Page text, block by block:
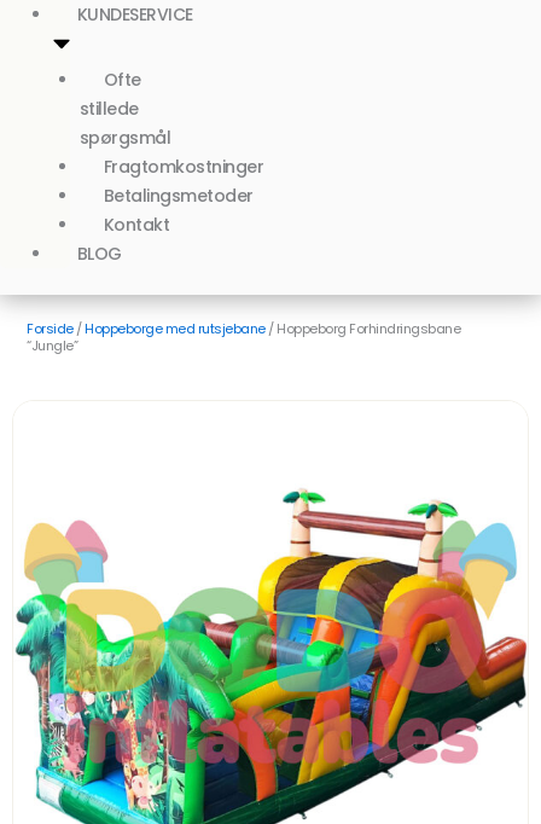
KUNDESERVICE
Ofte
stillede
spørgsmål
Fragtomkostninger
Betalingsmetoder
Kontakt
BLOG
Forside/Hoppeborge med rutsjebane/ Hoppeborg Forhindringsbane
“Jungle”